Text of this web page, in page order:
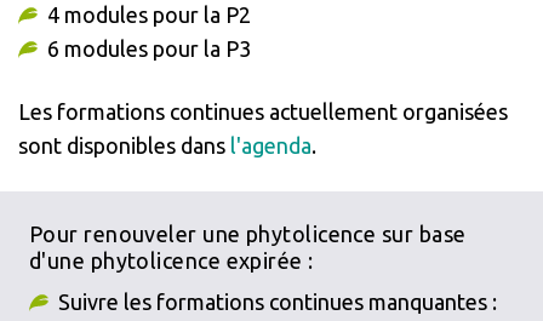
4 modules pour la P2
6 modules pour la P3
Les formations continues actuellement organisées
sont disponibles dansl'agenda.
Pour renouveler une phytolicence sur base
d'une phytolicence expirée :
Suivre les formations continues manquantes :